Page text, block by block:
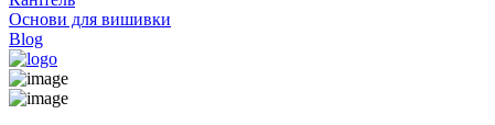
Основи для вишивки
Blog